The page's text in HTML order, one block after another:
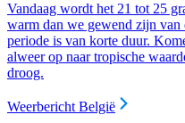
Vandaag wordt het 21 tot 25
warm dan we gewend zijn van
periode is van korte duur.
alweer op naar tropische
droog.
Weerbericht België